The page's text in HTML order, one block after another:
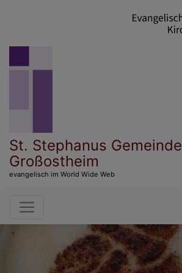
St. Stephanus Gemeinde
Großostheim
evangelisch im World Wide Web
Hauptnavigation